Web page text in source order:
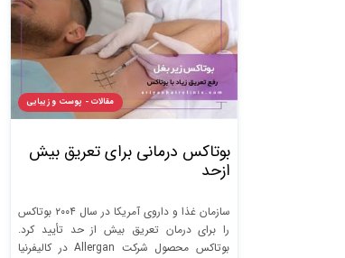
مقالات - پوست و زیبایی
بوتاکس درمانی برای تعریق بیش
ازحد
سازمان غذا و داروی آمریکا در سال ۲۰۰۴ بوتاکس
را برای درمان تعریق بیش از حد تأیید کرد.
بوتاکس محصول شرکت Allergan در کالیفرنیا